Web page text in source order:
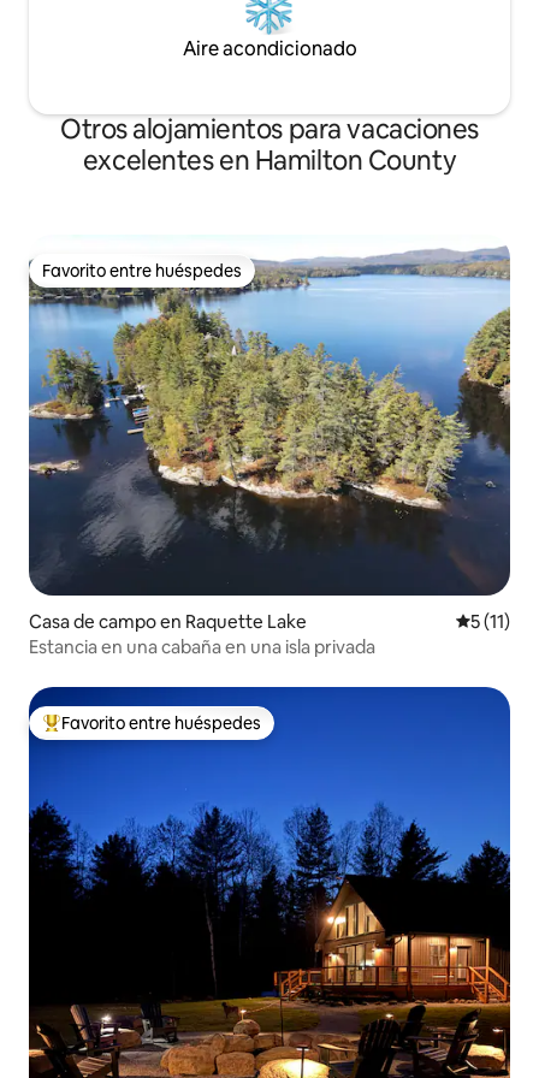
Aire acondicionado
Otros alojamientos para vacaciones
excelentes en Hamilton County
Favorito entre huéspedes
Favorito entre huéspedes
Casa de campo en Raquette Lake
5 (11)
Estancia en una cabaña en una isla privada
Favorito entre huéspedes preferido
Favorito entre huéspedes